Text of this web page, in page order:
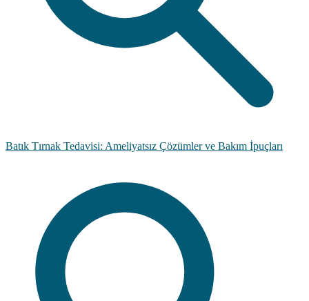
Batık Tırnak Tedavisi: Ameliyatsız Çözümler ve Bakım İpuçları